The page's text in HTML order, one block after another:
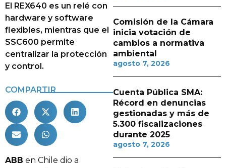
El REX640 es un relé con
hardware y software
flexibles, mientras que el
SSC600 permite
centralizar la protección
y control.
COMPARTIR
ABB en Chile dio a
Comisión de la Cámara
inicia votación de
cambios a normativa
ambiental
agosto 7, 2026
Cuenta Pública SMA:
Récord en denuncias
gestionadas y más de
5.300 fiscalizaciones
durante 2025
agosto 7, 2026